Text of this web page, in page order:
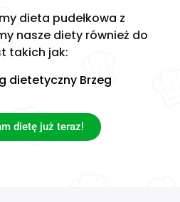
dieta pudełkowa z
nasze diety również do
takich jak:
dietetyczny Brzeg
dietę już teraz!